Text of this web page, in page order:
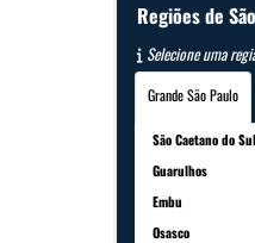
Regiões de
Selecione uma
Grande São Paulo
São Caetano do Sul
Guarulhos
Embu
Osasco